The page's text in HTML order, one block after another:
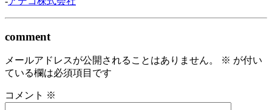
comment
メールアドレスが公開されることはありません。 ※ が付い
ている欄は必須項目です
コメント ※